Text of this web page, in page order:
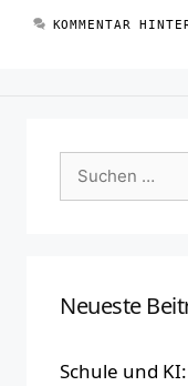
KOMMENTAR
Suchen
nach:
Neueste
Schule und